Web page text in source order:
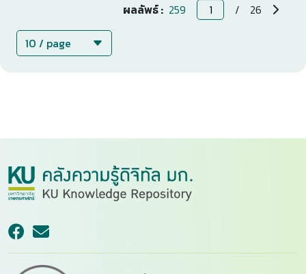
ผลลัพธ์ : 259 / 26